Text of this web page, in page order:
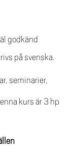
godkänd
på svenska.
seminarier,
kurs är 3 hp